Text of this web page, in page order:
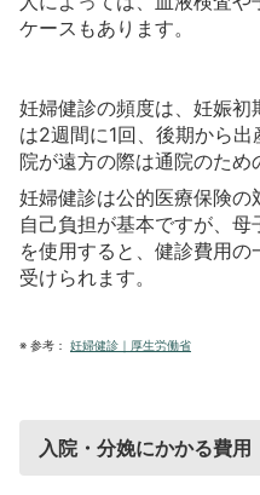
ケースもあります。
妊婦健診の頻度は、妊娠初
は2週間に1回、後期から
院が遠方の際は通院のため
妊婦健診は公的医療保険
自己負担が基本ですが、
を使用すると、健診費用
受けられます。
※ 参考： 妊婦健診｜厚生労働省
入院・分娩にかかる費用